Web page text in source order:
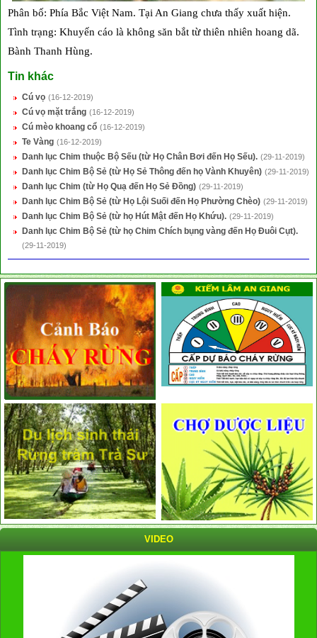
Phân bố: Phía Bắc Việt Nam. Tại An Giang chưa thấy xuất hiện.
Tình trạng: Khuyến cáo là không săn bắt từ thiên nhiên hoang dã.
Bành Thanh Hùng.
Tin khác
Cú vọ (16-12-2019)
Cú vọ mặt trắng (16-12-2019)
Cú mèo khoang cổ (16-12-2019)
Te Vàng (16-12-2019)
Danh lục Chim thuộc Bộ Sếu (từ Họ Chân Bơi đến Họ Sếu). (29-11-2019)
Danh lục Chim Bộ Sẻ (từ Họ Sẻ Thông đến họ Vành Khuyên) (29-11-2019)
Danh lục Chim (từ Họ Quạ đến Họ Sẻ Đồng) (29-11-2019)
Danh lục Chim Bộ Sẻ (từ Họ Lội Suối đến Họ Phường Chèo) (29-11-2019)
Danh lục Chim Bộ Sẻ (từ họ Hút Mật đến Họ Khứu). (29-11-2019)
Danh lục Chim Bộ Sẻ (từ họ Chim Chích bụng vàng đến Họ Đuôi Cụt).
(29-11-2019)
VIDEO